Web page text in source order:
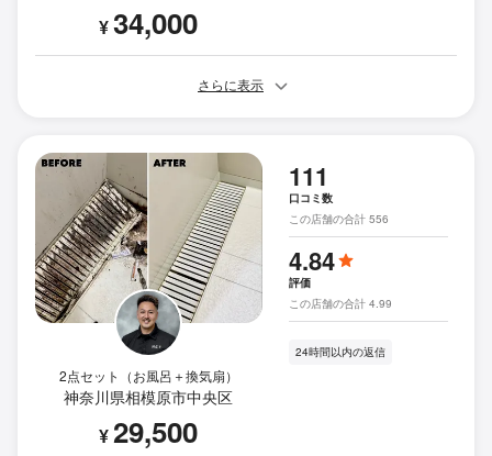
¥34,000
さらに表示
2点セット（お風呂＋換気扇）
神奈川県相模原市中央区
¥29,500
111
口コミ数
この店舗の合計 556
4.84
評価
この店舗の合計 4.99
24時間以内の返信